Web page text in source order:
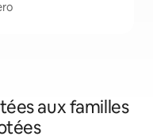
aux familles